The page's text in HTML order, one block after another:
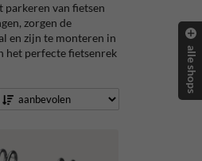
parkeren van fietsen
zorgen de
en zijn te monteren in
het perfecte fietsenrek
alle shops